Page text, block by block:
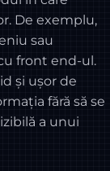
De exemplu,
sau
front end-ul.
și ușor de
fără să se
a unui